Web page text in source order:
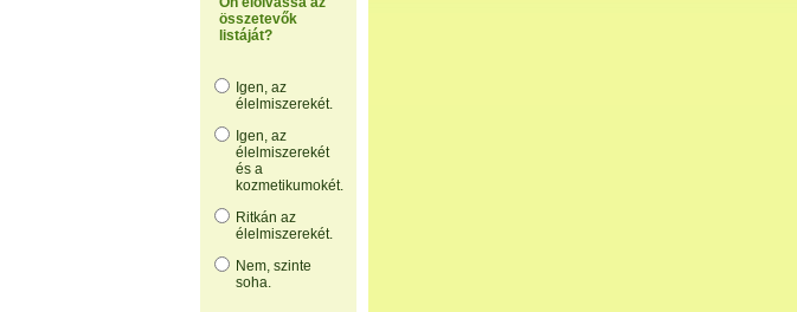
összetevők
listáját?
Igen, az
élelmiszerekét.
Igen, az
élelmiszerekét
és a
kozmetikumokét.
Ritkán az
élelmiszerekét.
Nem, szinte
soha.